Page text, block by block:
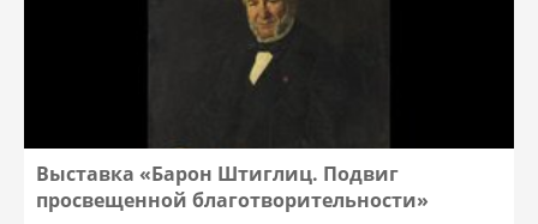
Выставка «Барон Штиглиц. Подвиг
просвещенной благотворительности»